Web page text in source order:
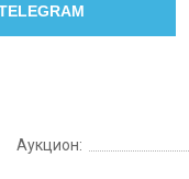
Аукцион: